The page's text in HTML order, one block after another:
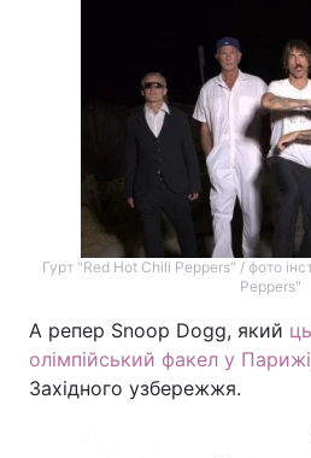
Гурт "Red Hot Chili Peppers" / фото
Peppers"
А репер Snoop Dogg, який
олімпійський факел у
Західного узбережжя.